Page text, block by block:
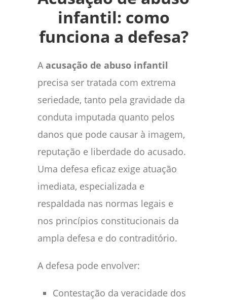
infantil: como
funciona a defesa?
Aacusação de abuso infantil
precisa ser tratada com extrema
seriedade, tanto pela gravidade da
conduta imputada quanto pelos
danos que pode causar à imagem,
reputação e liberdade do acusado.
Uma defesa eficaz exige atuação
imediata, especializada e
respaldada nas normas legais e
nos princípios constitucionais da
ampla defesa e do contraditório.
A defesa pode envolver:
Contestação da veracidade dos